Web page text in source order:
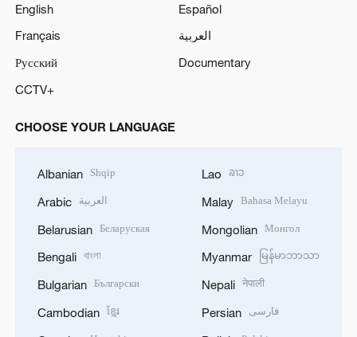
English
Español
Français
العربية
Русский
Documentary
CCTV+
CHOOSE YOUR LANGUAGE
Albanian Shqip
Arabic العربية
Belarusian Беларуская
Bengali বাংলা
Bulgarian Български
Cambodian ខ្មែរ
Lao ລາວ
Malay Bahasa Melayu
Mongolian Монгол
Myanmar မြန်မာဘာသာ
Nepali नेपाली
Persian فارسی